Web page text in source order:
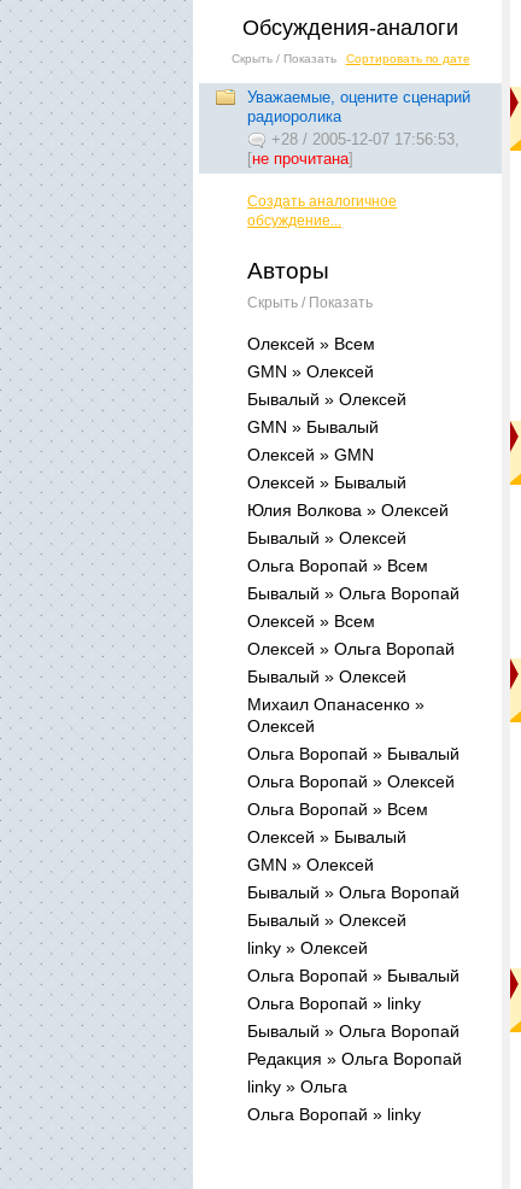
Обсуждения-аналоги
Скрыть / Показать Сортировать по дате
Уважаемые, оцените сценарий
радиоролика
+28 / 2005-12-07 17:56:53,
[не прочитана]
Создать аналогичное
обсуждение...
Авторы
Скрыть / Показать
Олексей » Всем
GMN » Олексей
Бывалый » Олексей
GMN » Бывалый
Олексей » GMN
Олексей » Бывалый
Юлия Волкова » Олексей
Бывалый » Олексей
Ольга Воропай » Всем
Бывалый » Ольга Воропай
Олексей » Всем
Олексей » Ольга Воропай
Бывалый » Олексей
Михаил Опанасенко »
Олексей
Ольга Воропай » Бывалый
Ольга Воропай » Олексей
Ольга Воропай » Всем
Олексей » Бывалый
GMN » Олексей
Бывалый » Ольга Воропай
Бывалый » Олексей
linky » Олексей
Ольга Воропай » Бывалый
Ольга Воропай » linky
Бывалый » Ольга Воропай
Редакция » Ольга Воропай
linky » Ольга
Ольга Воропай » linky